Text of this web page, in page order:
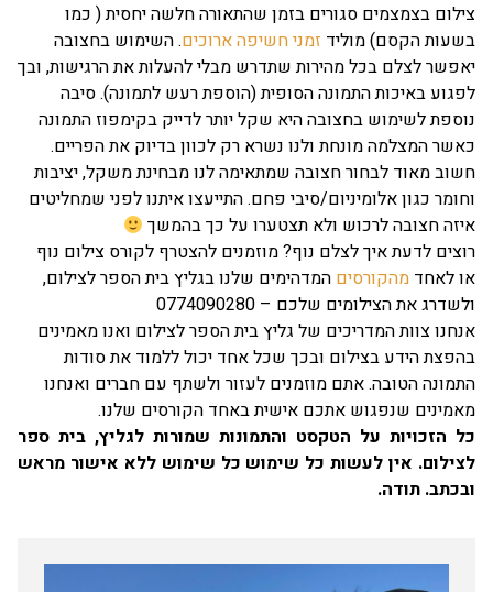
בצמצמים סגורים בזמן שהתאורה חלשה יחסית ( כמו
הקסם) מולידזמני חשיפה ארוכים. השימוש בחצובה
לצלם בכל מהירות שתדרש מבלי להעלות את הרגישות, ובך
באיכות התמונה הסופית (הוספת רעש לתמונה). סיבה
לשימוש בחצובה היא שקל יותר לדייק בקימפוז התמונה
המצלמה מונחת ולנו נשרא רק לכוון בדיוק את הפריים.
מאוד לבחור חצובה שמתאימה לנו מבחינת משקל, יציבות
כגון אלומיניום/סיבי פחם. התייעצו איתנו לפני שמחליטים
חצובה לרכוש ולא תצטערו על כך בהמשך
לדעת איך לצלם נוף? מוזמנים להצטרף לקורס צילום נוף
לאחדמהקורסיםהמדהימים שלנו בגליץ בית הספר לצילום,
את הצילומים שלכם – 0774090280
צוות המדריכים של גליץ בית הספר לצילום ואנו מאמינים
הידע בצילום ובכך שכל אחד יכול ללמוד את סודות
הטובה. אתם מוזמנים לעזור ולשתף עם חברים ואנחנו
שנפגוש אתכם אישית באחד הקורסים שלנו.
הזכויות על הטקסט והתמונות שמורות לגליץ, בית ספר
אין לעשות כל שימוש כל שימוש ללא אישור מראש
תודה.